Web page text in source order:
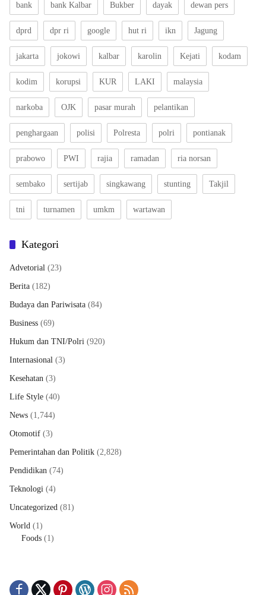
bank bank Kalbar Bukber dayak dewan pers
dprd dpr ri google hut ri ikn Jagung
jakarta jokowi kalbar karolin Kejati kodam
kodim korupsi KUR LAKI malaysia
narkoba OJK pasar murah pelantikan
penghargaan polisi Polresta polri pontianak
prabowo PWI rajia ramadan ria norsan
sembako sertijab singkawang stunting Takjil
tni turnamen umkm wartawan
Kategori
Advetorial (23)
Berita (182)
Budaya dan Pariwisata (84)
Business (69)
Hukum dan TNI/Polri (920)
Internasional (3)
Kesehatan (3)
Life Style (40)
News (1,744)
Otomotif (3)
Pemerintahan dan Politik (2,828)
Pendidikan (74)
Teknologi (4)
Uncategorized (81)
World (1)
Foods (1)